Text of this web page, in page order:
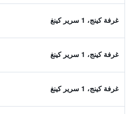
غرفة كينج، 1 سرير كينغ
غرفة كينج، 1 سرير كينغ
غرفة كينج، 1 سرير كينغ